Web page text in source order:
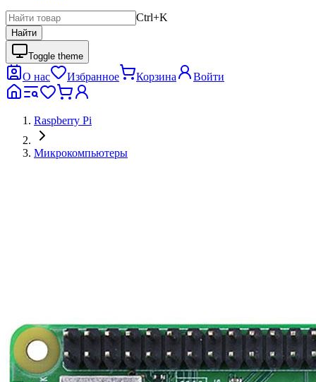
Ctrl+K
Найти
Toggle theme
О нас Избранное Корзина Войти
Raspberry Pi
Микрокомпьютеры